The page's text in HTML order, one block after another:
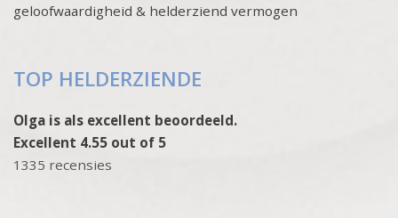
geloofwaardigheid & helderziend vermogen
TOP HELDERZIENDE
Olga is als excellent beoordeeld.
Excellent 4.55 out of 5
1335 recensies